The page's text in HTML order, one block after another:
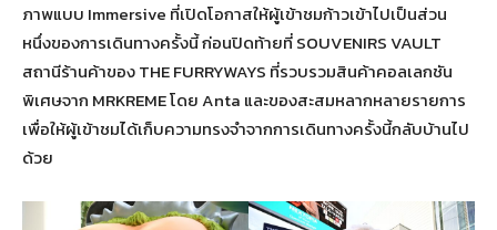
ภาพแบบ Immersive ที่เปิดโอกาสให้ผู้เข้าชมก้าวเข้าไปเป็นส่วน
หนึ่งของการเดินทางครั้งนี้ ก่อนปิดท้ายที่ SOUVENIRS VAULT
สถานีร้านค้าของ THE FURRYWAYS ที่รวบรวมสินค้าคอลเลกชัน
พิเศษจาก MRKREME โดย Anta และของสะสมหลากหลายรายการ
เพื่อให้ผู้เข้าชมได้เก็บความทรงจำจากการเดินทางครั้งนี้กลับบ้านไป
ด้วย